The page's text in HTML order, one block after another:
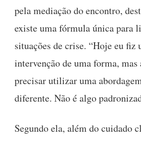
pela mediação do encontro,
existe uma fórmula única para
situações de crise. “Hoje eu fiz
intervenção de uma forma, mas
precisar utilizar uma
diferente. Não é algo
Segundo ela, além do cuidado